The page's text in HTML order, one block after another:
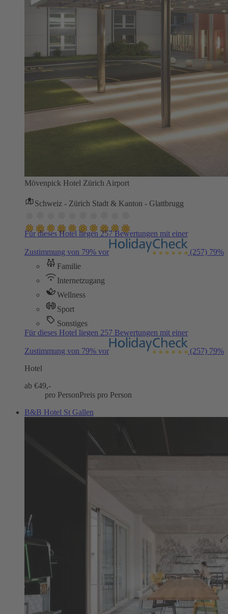
Mövenpick Hotel Zürich Airport
Schweiz - Zürich Stadt & Kanton - Glattbrugg
Für dieses Hotel liegen 257 Bewertungen mit einer
Zustimmung von 79% vor (257) 79%
Familie
Internetzugang
Wellness
Sport
Sonstiges
Für dieses Hotel liegen 257 Bewertungen mit einer
Zustimmung von 79% vor (257) 79%
Hotel
ab €49,-
pro PersonPreis pro Person
B&B Hotel St Gallen